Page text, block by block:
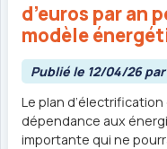
d’euros par an
modèle
Publié le 12/04/26
Le plan
dépendance aux
importante qui ne